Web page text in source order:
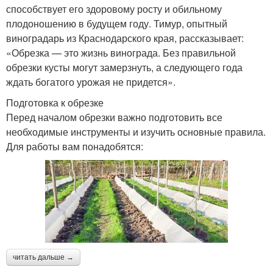
способствует его здоровому росту и обильному
плодоношению в будущем году. Тимур, опытный
виноградарь из Краснодарского края, рассказывает:
«Обрезка — это жизнь винограда. Без правильной
обрезки кусты могут замерзнуть, а следующего года
ждать богатого урожая не придется».
Подготовка к обрезке
Перед началом обрезки важно подготовить все
необходимые инструменты и изучить основные правила.
Для работы вам понадобятся:
читать дальше →